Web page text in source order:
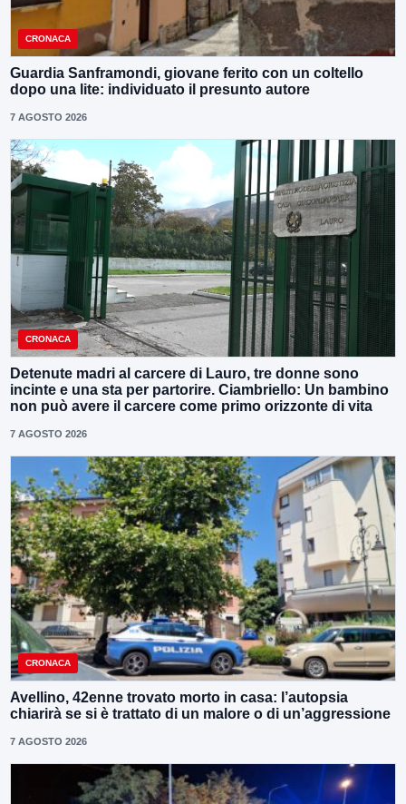
CRONACA
Guardia Sanframondi, giovane ferito con un coltello
dopo una lite: individuato il presunto autore
7 AGOSTO 2026
CRONACA
Detenute madri al carcere di Lauro, tre donne sono
incinte e una sta per partorire. Ciambriello: Un bambino
non può avere il carcere come primo orizzonte di vita
7 AGOSTO 2026
CRONACA
Avellino, 42enne trovato morto in casa: l’autopsia
chiarirà se si è trattato di un malore o di un’aggressione
7 AGOSTO 2026